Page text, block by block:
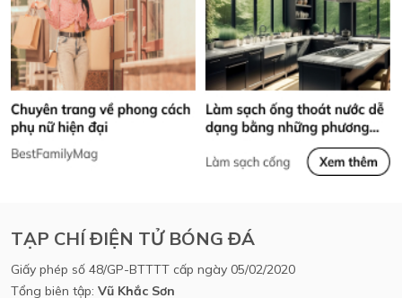
TẠP CHÍ ĐIỆN TỬ BÓNG ĐÁ
Giấy phép số 48/GP-BTTTT cấp ngày 05/02/2020
Tổng biên tập: Vũ Khắc Sơn